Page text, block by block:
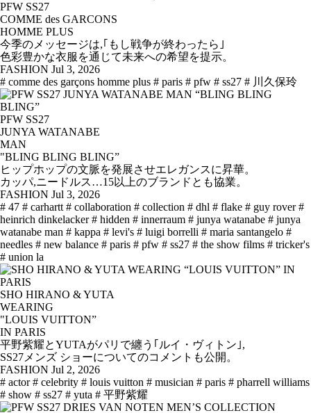
PFW SS27
COMME des GARCONS
HOMME PLUS
今季のメッセージは,｢もし戦争が終わったら｣
色彩豊かな衣服を通じて未来への希望を提示。
FASHION Jul 3, 2026
# comme des garçons homme plus # paris # pfw # ss27 # 川久保玲
PFW SS27
JUNYA WATANABE
MAN
"BLING BLING BLING”
ヒップホップの文脈を発展させエレガンスに昇華。
カッパ,ニードルス…15以上のブランドとも協業。
FASHION Jul 3, 2026
# 47 # carhartt # collaboration # collection # dhl # flake # guy rover #
heinrich dinkelacker # hidden # innerraum # junya watanabe # junya
watanabe man # kappa # levi's # luigi borrelli # maria santangelo #
needles # new balance # paris # pfw # ss27 # the show films # tricker's
# union la
SHO HIRANO & YUTA
WEARING
"LOUIS VUITTON”
IN PARIS
平野紫耀とYUTAがパリで纏う｢ルイ・ヴィトン｣,
SS27メンズ ショーについてのコメントも公開。
FASHION Jul 2, 2026
# actor # celebrity # louis vuitton # musician # paris # pharrell williams
# show # ss27 # yuta # 平野紫耀